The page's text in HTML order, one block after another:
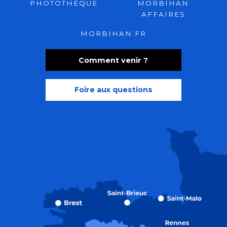
Comment venir ?
Foire aux questions
PHOTOTHÈQUE
MORBIHAN
AFFAIRES
MORBIHAN.FR